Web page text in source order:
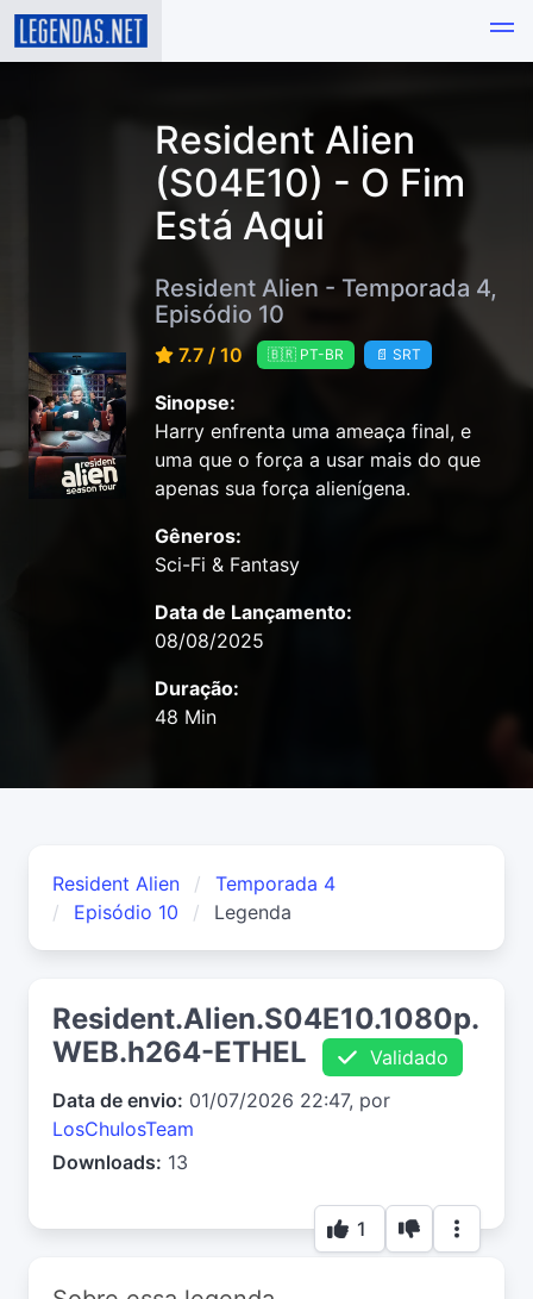
Resident Alien
(S04E10) - O Fim
Está Aqui
Resident Alien - Temporada 4,
Episódio 10
7.7 / 10 🇧🇷 PT-BR 📄 SRT
Sinopse:
Harry enfrenta uma ameaça final, e
uma que o força a usar mais do que
apenas sua força alienígena.
Gêneros:
Sci-Fi & Fantasy
Data de Lançamento:
08/08/2025
Duração:
48 Min
Resident Alien
Temporada 4
Episódio 10
Legenda
Resident.Alien.S04E10.1080p.
WEB.h264-ETHEL
Validado
Data de envio: 01/07/2026 22:47, por
LosChulosTeam
Downloads: 13
1